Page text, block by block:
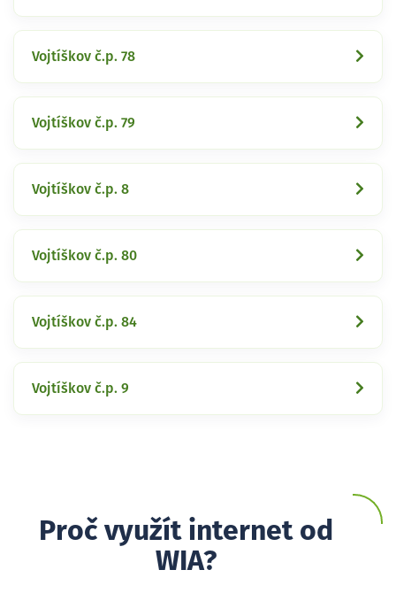
Vojtíškov č.p. 78
Vojtíškov č.p. 79
Vojtíškov č.p. 8
Vojtíškov č.p. 80
Vojtíškov č.p. 84
Vojtíškov č.p. 9
Proč využít internet od
WIA?